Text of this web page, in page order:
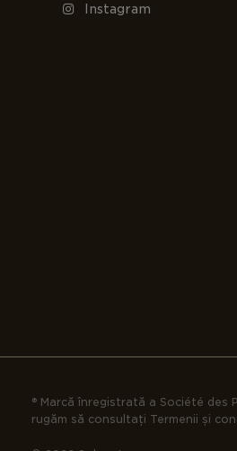
Instagram
® Marcă înregistrată a Société
rugăm să consultați Termenii și